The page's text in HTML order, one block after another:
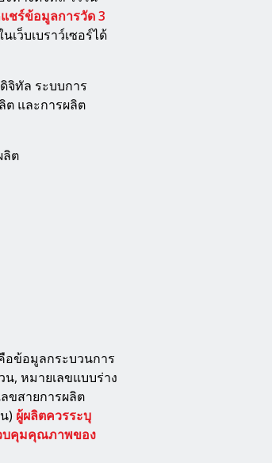
ชร์ข้อมูลการวัด 3
ว็บเบราว์เซอร์ได้
จิทัล ระบบการ
และการผลิต
ลิต
ข้อมูลกระบวนการ
, หมายเลขแบบร่าง
ขสายการผลิต
) ผู้ผลิตควรระบุ
บคุมคุณภาพของ